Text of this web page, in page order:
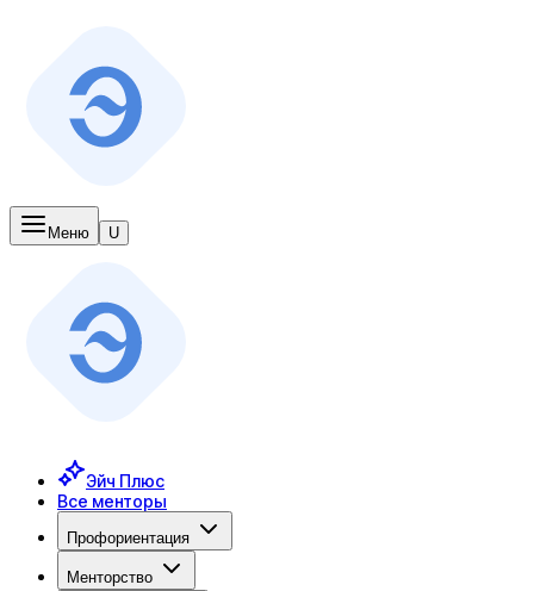
Меню U
Эйч Плюс
Все менторы
Профориентация
Менторство